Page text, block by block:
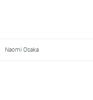
Naomi Osaka